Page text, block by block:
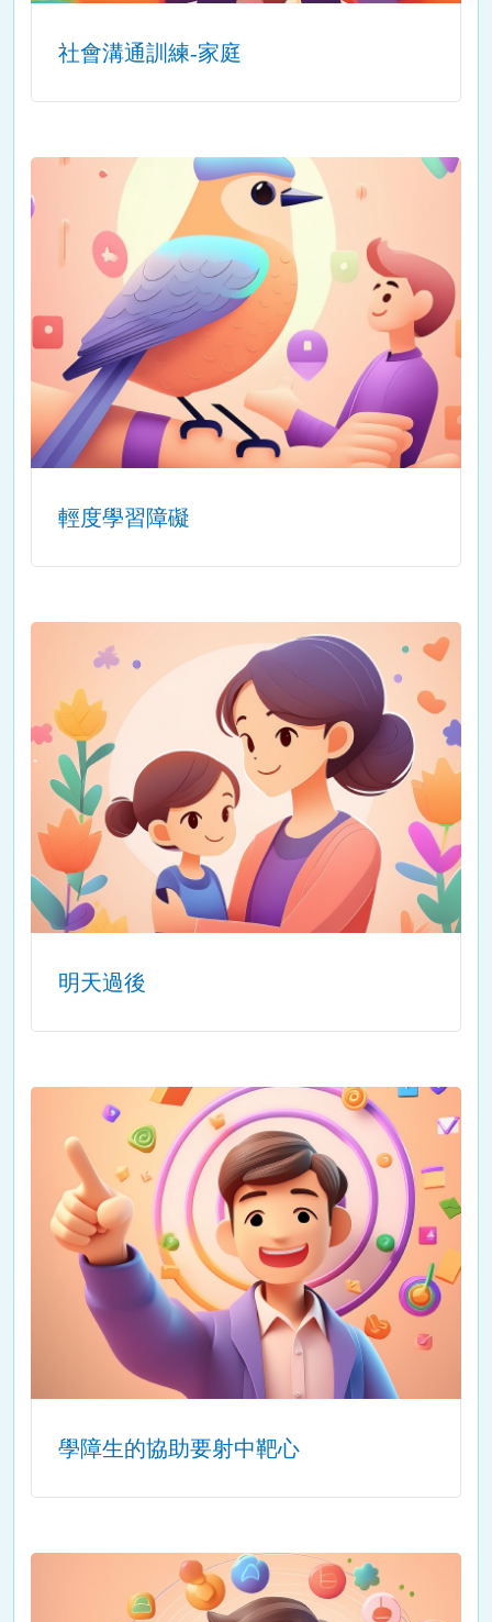
社會溝通訓練-家庭
輕度學習障礙
明天過後
學障生的協助要射中靶心